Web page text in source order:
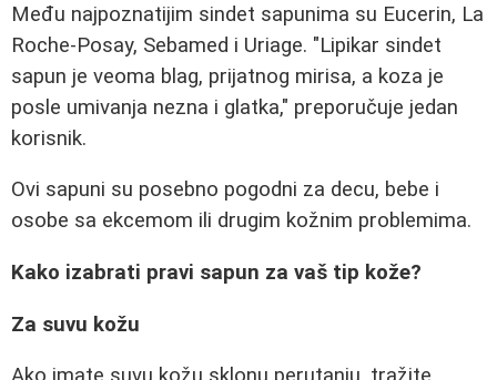
Među najpoznatijim sindet sapunima su Eucerin, La
Roche-Posay, Sebamed i Uriage. "Lipikar sindet
sapun je veoma blag, prijatnog mirisa, a koza je
posle umivanja nezna i glatka," preporučuje jedan
korisnik.
Ovi sapuni su posebno pogodni za decu, bebe i
osobe sa ekcemom ili drugim kožnim problemima.
Kako izabrati pravi sapun za vaš tip kože?
Za suvu kožu